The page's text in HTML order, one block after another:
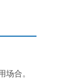
场合。